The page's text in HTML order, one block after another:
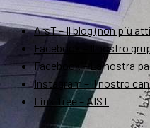
ArsT – Il blog (non più
Facebook – Il nostro
Facebook – La nostra
Instagram – Il nostro
Link Tree – AIST